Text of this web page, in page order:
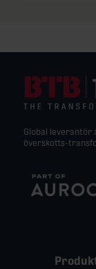
Global leverantör
överskotts-